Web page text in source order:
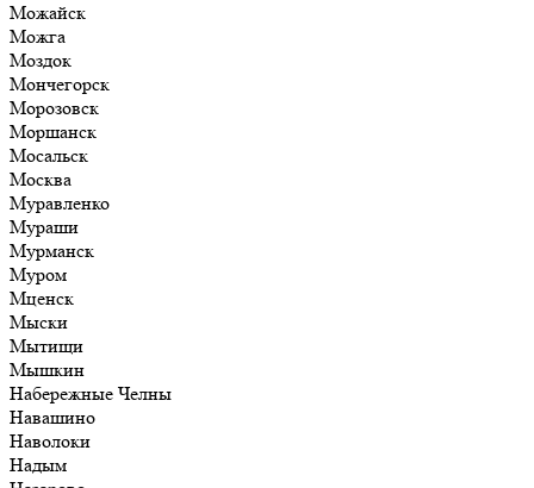
Можайск
Можга
Моздок
Мончегорск
Морозовск
Моршанск
Мосальск
Москва
Муравленко
Мураши
Мурманск
Муром
Мценск
Мыски
Мытищи
Мышкин
Набережные Челны
Навашино
Наволоки
Надым